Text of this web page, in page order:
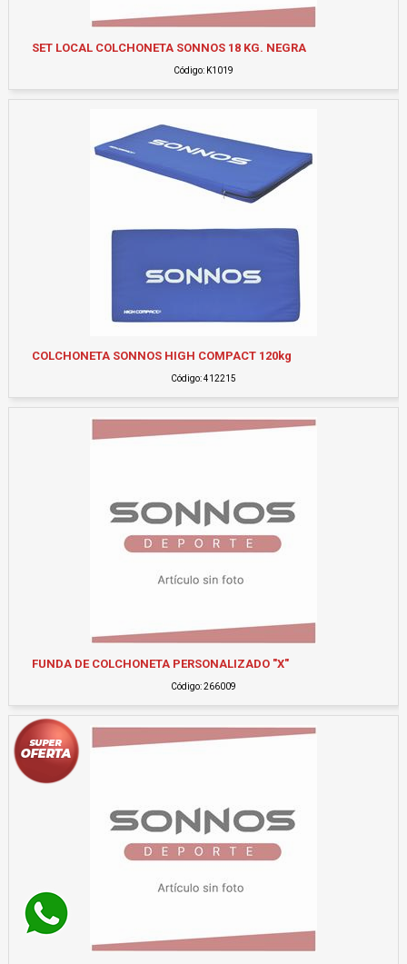
SET LOCAL COLCHONETA SONNOS 18 KG. NEGRA
Código: K1019
COLCHONETA SONNOS HIGH COMPACT 120kg
Código: 412215
FUNDA DE COLCHONETA PERSONALIZADO "X"
Código: 266009